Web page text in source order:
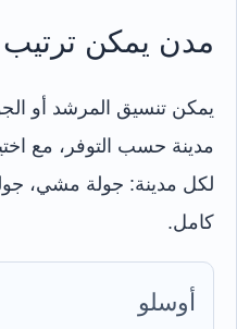
مدن يمكن ترتيب
يمكن تنسيق المرشد أو
مدينة حسب التوفر، مع
لكل مدينة: جولة مشي،
كامل.
أوسلو